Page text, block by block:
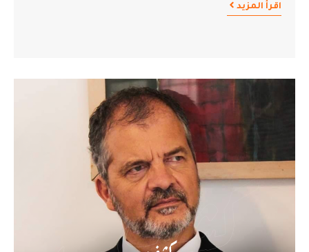
اقرأ المزيد